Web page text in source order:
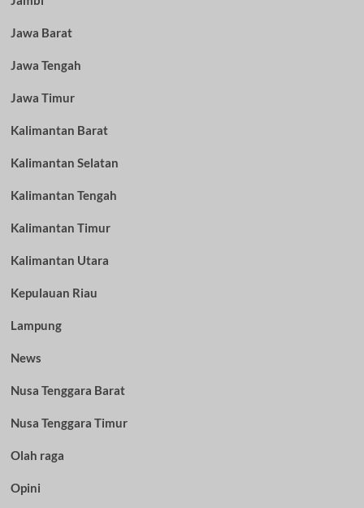
Jawa Barat
Jawa Tengah
Jawa Timur
Kalimantan Barat
Kalimantan Selatan
Kalimantan Tengah
Kalimantan Timur
Kalimantan Utara
Kepulauan Riau
Lampung
News
Nusa Tenggara Barat
Nusa Tenggara Timur
Olah raga
Opini